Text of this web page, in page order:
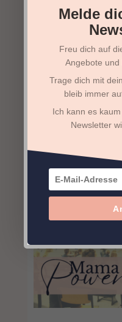
Melde
Freu dich auf
Angebote und
Trage dich mit
bleib immer
Ich kann es
Newsletter